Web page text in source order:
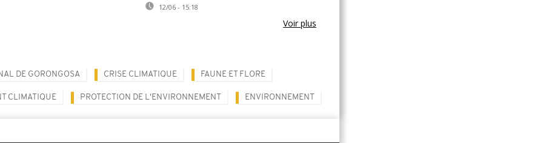
12/06 - 15:18
Voir plus
DE GORONGOSA CRISE CLIMATIQUE FAUNE ET FLORE
CLIMATIQUE PROTECTION DE L'ENVIRONNEMENT ENVIRONNEMENT